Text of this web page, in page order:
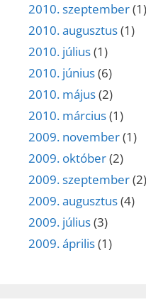
2010. szeptember(1)
2010. augusztus(1)
2010. július(1)
2010. június(6)
2010. május(2)
2010. március(1)
2009. november(1)
2009. október(2)
2009. szeptember(2)
2009. augusztus(4)
2009. július(3)
2009. április(1)